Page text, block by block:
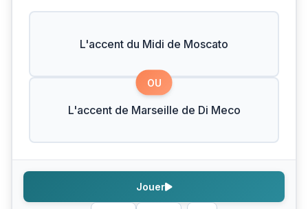
L'accent du Midi de Moscato
OU
L'accent de Marseille de Di Meco
Jouer